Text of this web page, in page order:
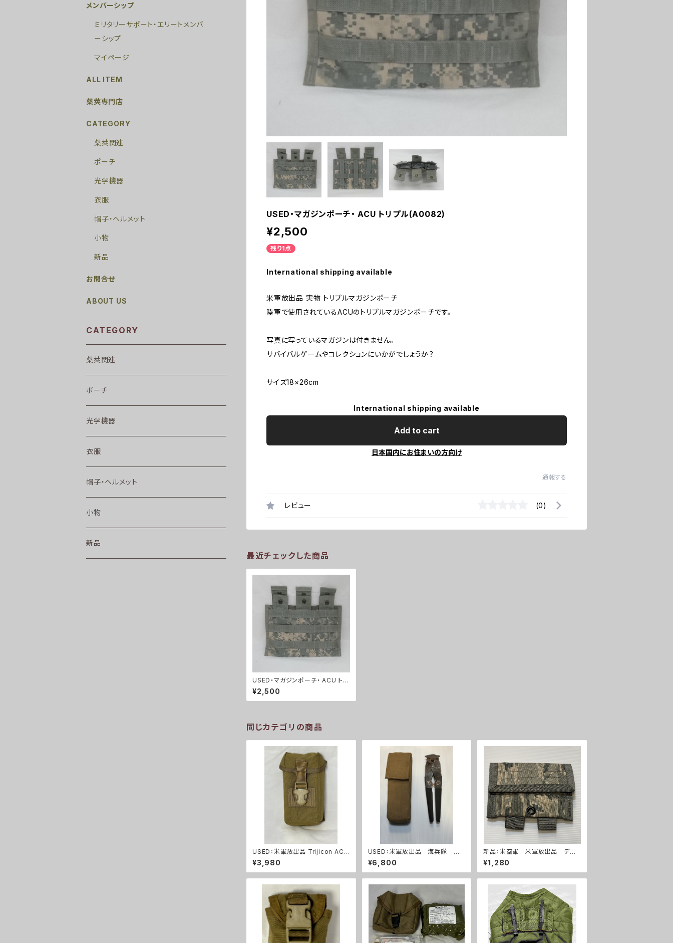
USED・マガジンポーチ・ ACU トリプル(A0082)
¥2,500
残り1点
International shipping available
米軍放出品 実物 トリプルマガジンポーチ
陸軍で使用されているACUのトリプルマガジンポーチです。
写真に写っているマガジンは付きません。
サバイバルゲームやコレクションにいかがでしょうか？
サイズ18×26cm
International shipping available
Add to cart
日本国内にお住まいの方向け
通報する
レビュー (0)
最近チェックした商品
USED・マガジンポーチ・ ACU トリ
プル(A0082)
¥2,500
同じカテゴリの商品
USED：米軍放出品 Trijicon ACO
G RCO トリジコン アコグ ポー
チ タンカラー(A288)
¥3,980
USED：米軍放出品 海兵隊
ワイヤーカッター+ポーチ(A0264)
¥6,800
新品：米空軍 米軍放出品 デジ
タルタイガー迷彩 ABU ユーティ
リティーポーチ(A0263)
¥1,280
メンバーシップ
ミリタリーサポート・エリートメンバ
ーシップ
マイページ
ALL ITEM
薬莢専門店
CATEGORY
薬莢関連
ポーチ
光学機器
衣服
帽子・ヘルメット
小物
新品
お問合せ
ABOUT US
CATEGORY
薬莢関連
ポーチ
光学機器
衣服
帽子・ヘルメット
小物
新品